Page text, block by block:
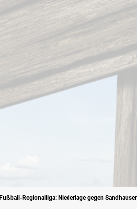
Fußball-Regionalliga: Niederlage gegen